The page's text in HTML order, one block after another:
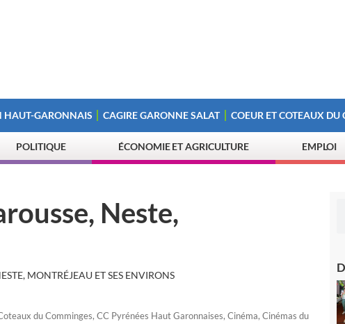
HAUT-GARONNAIS CAGIRE GARONNE SALAT COEUR ET COTEAUX DU
POLITIQUE ÉCONOMIE ET AGRICULTURE EMPLOI
Neste,
MONTRÉJEAU ET SES ENVIRONS
du Comminges, CC Pyrénées Haut Garonnaises, Cinéma, Cinémas du